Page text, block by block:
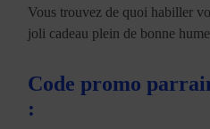
Vous trouvez de quoi habiller
joli cadeau plein de bonne
Code promo
: